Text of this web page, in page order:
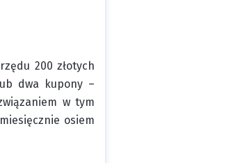
200 złotych
dwa kupony –
w tym
osiem